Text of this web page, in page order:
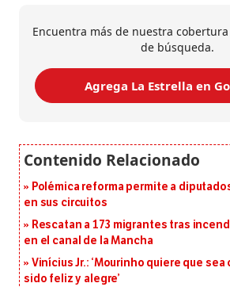
Encuentra más de nuestra
de búsqueda.
Agrega La Estrella en
Polémica reforma permite a
en sus circuitos
Rescatan a 173 migrantes tras
en el canal de la Mancha
Vinícius Jr.: ‘Mourinho quiere que
sido feliz y alegre’